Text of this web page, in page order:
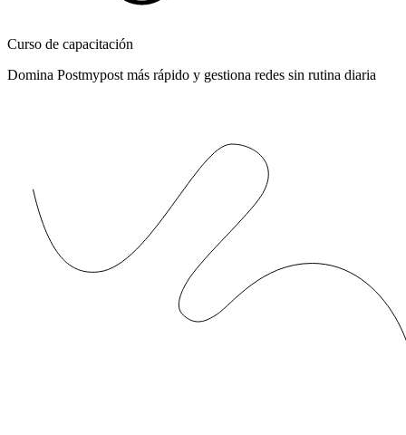
Curso de capacitación
Domina Postmypost más rápido y gestiona redes sin rutina diaria